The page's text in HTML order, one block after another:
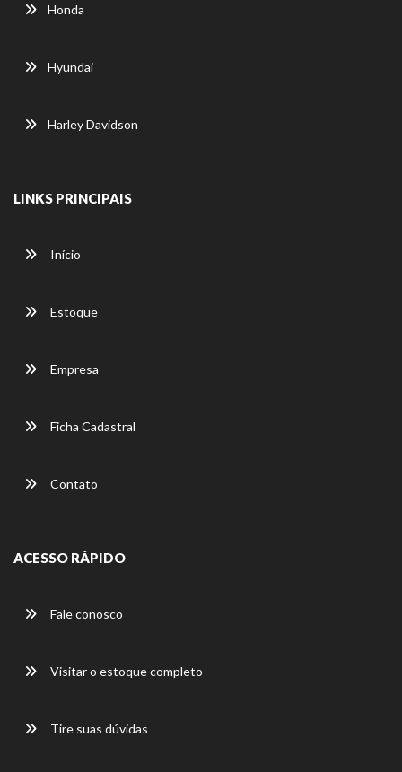
Honda
Hyundai
Harley Davidson
LINKS PRINCIPAIS
Início
Estoque
Empresa
Ficha Cadastral
Contato
ACESSO RÁPIDO
Fale conosco
Visitar o estoque completo
Tire suas dúvidas